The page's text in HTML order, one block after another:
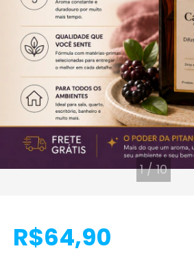
1/10
R$64,90